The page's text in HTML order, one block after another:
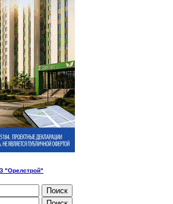
"Орелстрой"